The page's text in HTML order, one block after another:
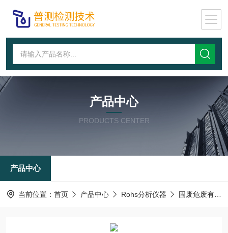
产品中心
PRODUCTS CENTER
产品中心
当前位置： 首页 产品中心 Rohs分析仪器 固废危废有害元素检测仪